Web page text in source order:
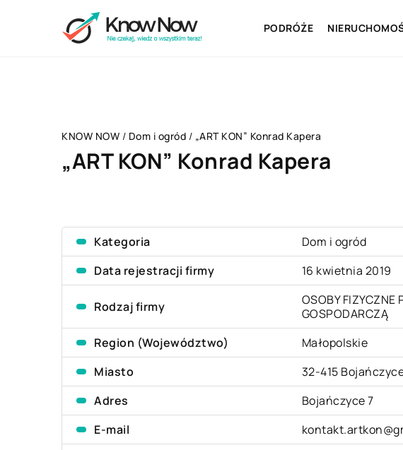
PODRÓŻE
KNOW NOW / Dom i ogród / „ART KON” Konrad Kapera
„ART KON” Konrad Kapera
Kategoria
Dom i ogród
Data rejestracji firmy
16 kwietnia 2019
Rodzaj firmy
OSOBY FIZYCZNE
GOSPODARCZĄ
Region (Województwo)
Małopolskie
Miasto
32-415
Adres
Bojańczyce 7
E-mail